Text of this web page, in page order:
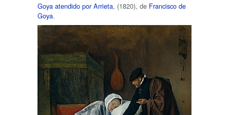
Goya atendido por Arrieta, (1820), de Francisco de
Goya.